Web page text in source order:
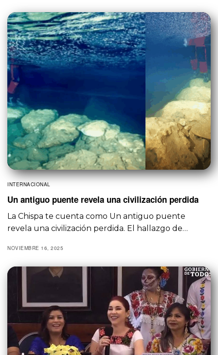
INTERNACIONAL
Un antiguo puente revela una civilización perdida
La Chispa te cuenta como Un antiguo puente
revela una civilización perdida. El hallazgo de…
NOVIEMBRE 16, 2025